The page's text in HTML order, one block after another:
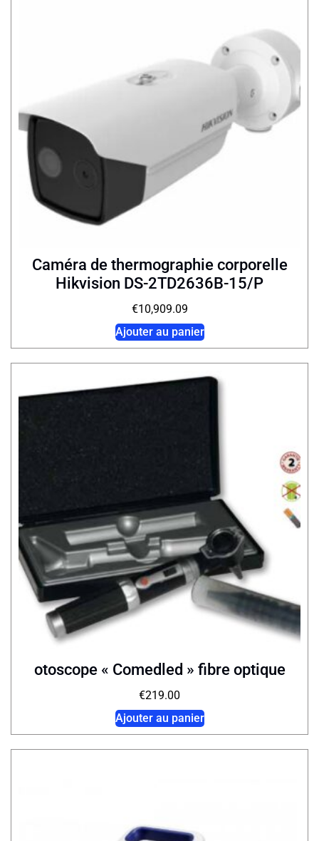
Caméra de thermographie corporelle
Hikvision DS-2TD2636B-15/P
€10,909.09
Ajouter au panier
otoscope « Comedled » fibre optique
€219.00
Ajouter au panier